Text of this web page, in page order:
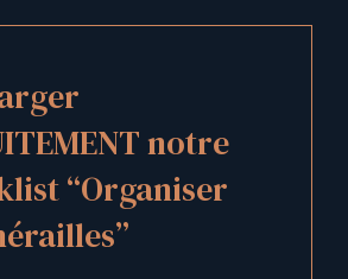
notre
“Organiser